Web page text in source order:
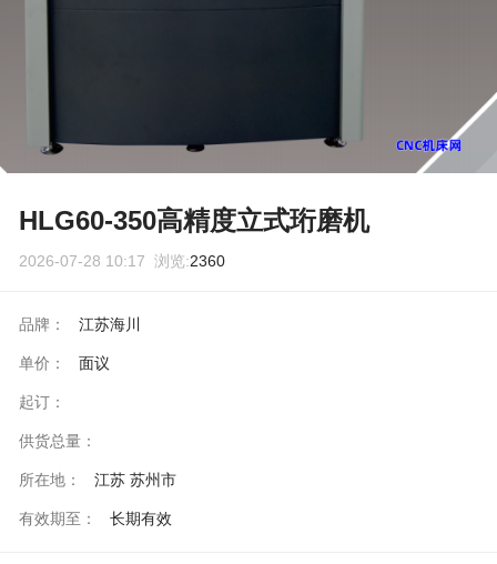
HLG60-350高精度立式珩磨机
2026-07-28 10:17 浏览:2360
品牌： 江苏海川
单价： 面议
起订：
供货总量：
所在地： 江苏 苏州市
有效期至： 长期有效